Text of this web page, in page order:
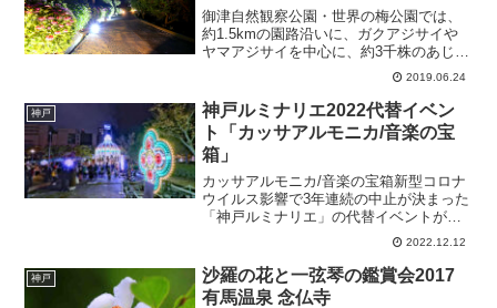
御津自然観察公園・世界の梅公園では、
約1.5kmの園路沿いに、ガクアジサイや
ヤマアジサイを中心に、約3千株のあじさ
いが植えられています。あじさいが見頃
を迎える6月中旬にはあじさいのライトア
ップが行われます。御津自然観察公園・
世界の梅公園「あ...
2019.06.24
神戸
神戸ルミナリエ2022代替イベン
ト「カッサアルモニカ/音楽の宝
箱」
カッサアルモニカ/音楽の宝箱新型コロナ
ウイルス影響で3年連続の中止が決まった
「神戸ルミナリエ」の代替イベントが東
遊園地などで開催されています。神戸ル
ミナリエ2022代替イベント「カッサアル
モニカ/音楽の宝箱」今年は、神戸市中央
区の「東遊園地...
2022.12.12
神戸
沙羅の花と一弦琴の鑑賞会2017
有馬温泉 念仏寺